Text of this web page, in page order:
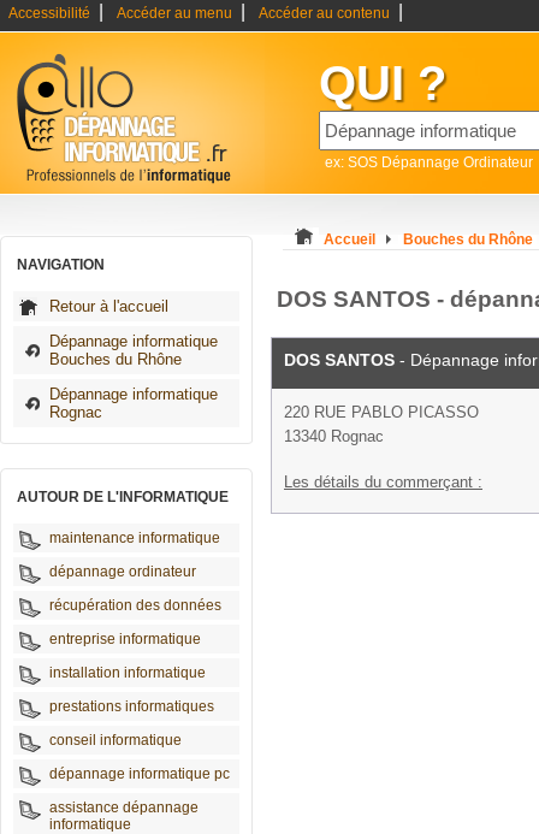
Accessibilité Accéder au menu Accéder au contenu
QUI ?
ex: SOS Dépannage Ordinateur
NAVIGATION
Retour à l'accueil
Dépannage informatique
Bouches du Rhône
Dépannage informatique
Rognac
AUTOUR DE L'INFORMATIQUE
maintenance informatique
dépannage ordinateur
récupération des données
entreprise informatique
installation informatique
prestations informatiques
conseil informatique
dépannage informatique pc
assistance dépannage
informatique
Accueil Bouches du Rhône
DOS SANTOS -
DOS SANTOS - Dépannage
220 RUE PABLO PICASSO
13340 Rognac
Les détails du commerçant :